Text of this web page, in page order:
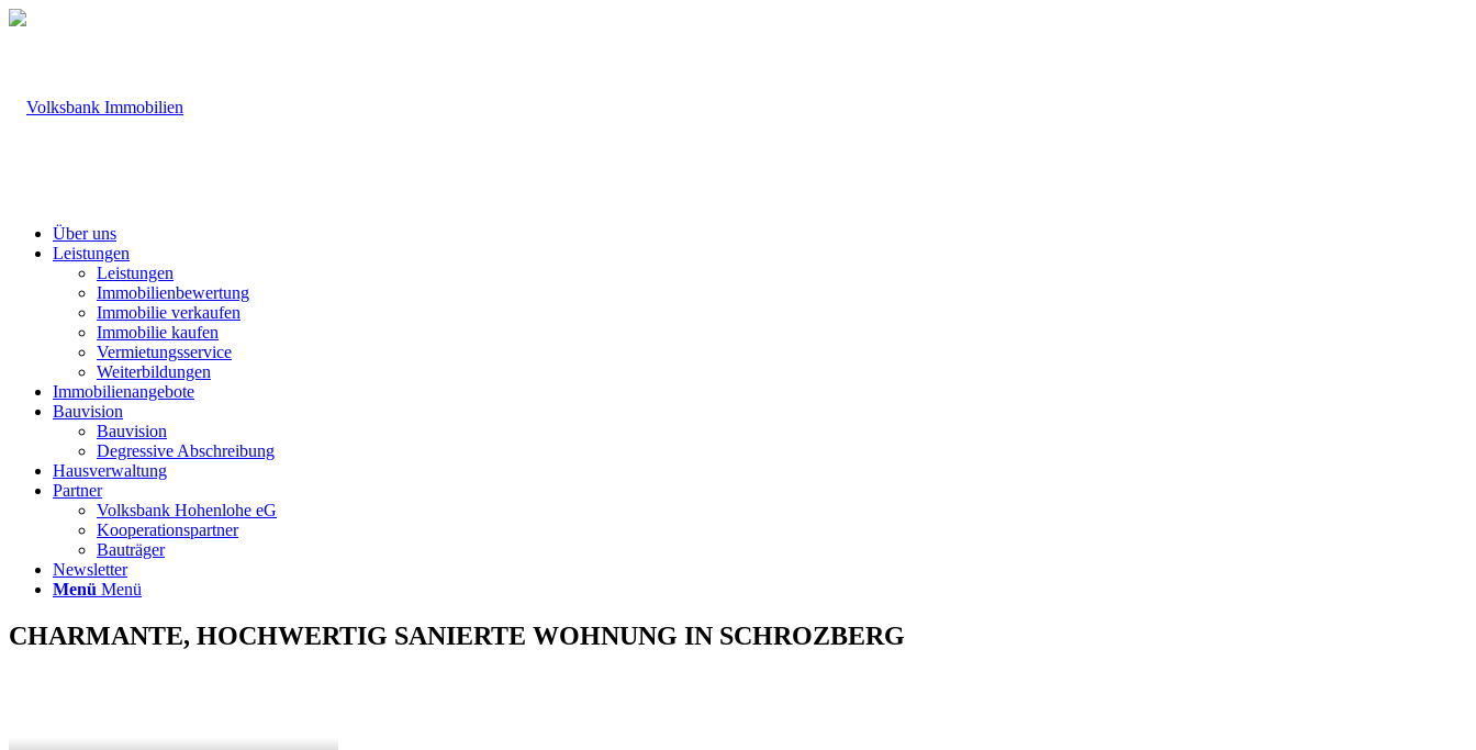
Über uns
Leistungen
Leistungen
Immobilienbewertung
Immobilie verkaufen
Immobilie kaufen
Vermietungsservice
Weiterbildungen
Immobilienangebote
Bauvision
Bauvision
Degressive Abschreibung
Hausverwaltung
Partner
Volksbank Hohenlohe eG
Kooperationspartner
Bauträger
Newsletter
Menü Menü
CHARMANTE, HOCHWERTIG SANIERTE WOHNUNG IN SCHROZBERG